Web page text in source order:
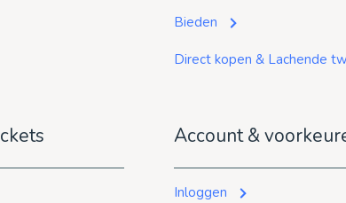
Bieden
Direct kopen & Lachende
Account &
Inloggen